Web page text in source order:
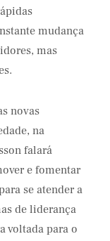
mudança
mas
novas
na
falará
e fomentar
se atender a
de liderança
voltada para o